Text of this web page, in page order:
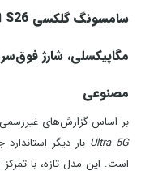
مصنوعی
بر اساس گزارش‌های غیررسمی،
Ultra 5G بار دیگر
است. این مدل تازه، با